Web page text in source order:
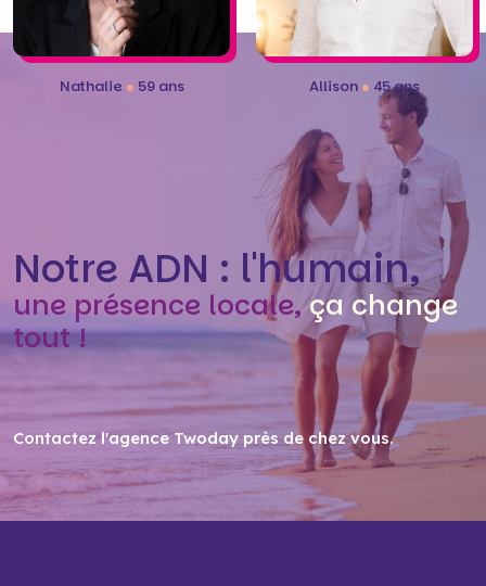
Nathalie ● 59 ans Allison ● 45 ans
Notre ADN : l'humain,
une présence locale,ça change
tout !
Contactez l'agence Twoday près de chez vous.